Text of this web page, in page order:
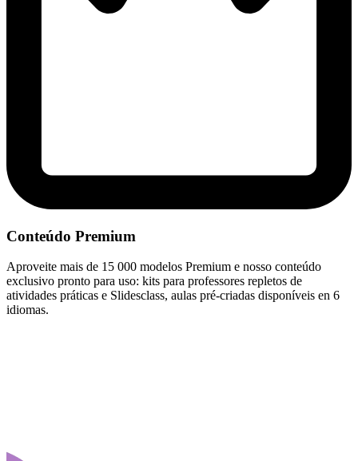
Conteúdo Premium
Aproveite mais de 15 000 modelos Premium e nosso conteúdo
exclusivo pronto para uso: kits para professores repletos de
atividades práticas e Slidesclass, aulas pré-criadas disponíveis en 6
idiomas.